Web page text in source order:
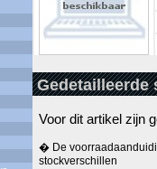
Voor dit artikel zijn
� De
stockverschillen